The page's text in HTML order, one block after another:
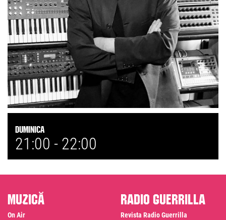
Duminica
21:00 - 22:00
Muzică
On Air
Radio Guerrilla
Revista Radio Guerrilla